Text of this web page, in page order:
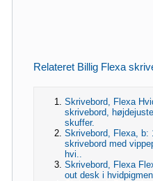
Relateret Billig Flexa
Skrivebord, Flexa
skrivebord,
skuffer.
Skrivebord, Flexa, b:
skrivebord med
hvi..
Skrivebord, Flexa
out desk i